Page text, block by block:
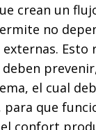
crean un
no
deben
el cual
para que
confort